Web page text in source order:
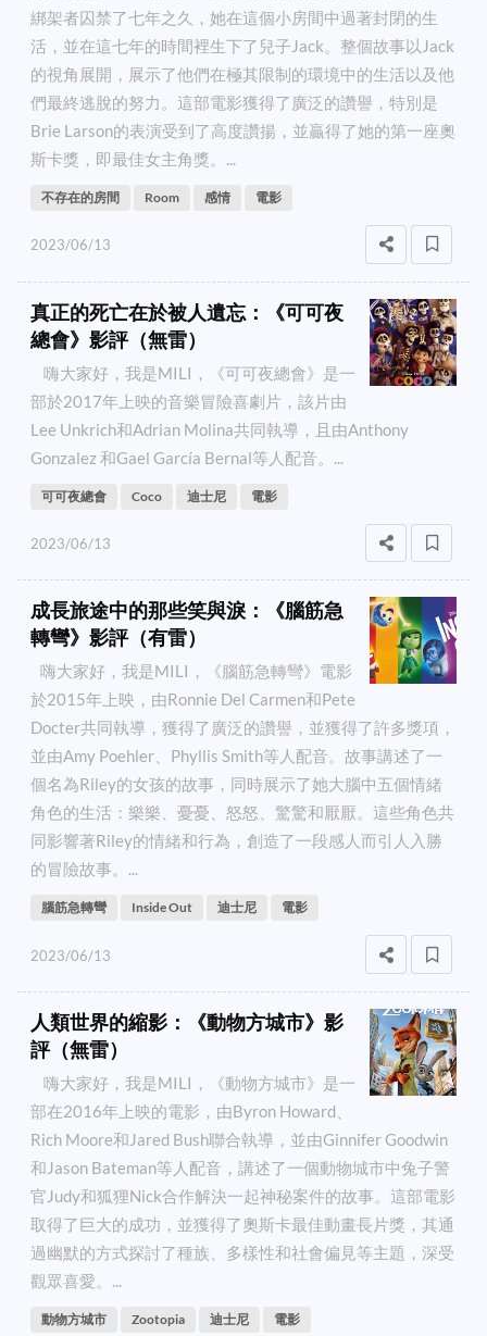
綁架者囚禁了七年之久，她在這個小房間中過著封閉的生
活，並在這七年的時間裡生下了兒子Jack。整個故事以Jack
的視角展開，展示了他們在極其限制的環境中的生活以及他
們最終逃脫的努力。這部電影獲得了廣泛的讚譽，特別是
Brie Larson的表演受到了高度讚揚，並贏得了她的第一座奧
斯卡獎，即最佳女主角獎。...
不存在的房間 Room 感情 電影
2023/06/13
真正的死亡在於被人遺忘：《可可夜
總會》影評（無雷）
嗨大家好，我是MILI，《可可夜總會》是一
部於2017年上映的音樂冒險喜劇片，該片由
Lee Unkrich和Adrian Molina共同執導，且由Anthony
Gonzalez 和Gael García Bernal等人配音。...
可可夜總會 Coco 迪士尼 電影
2023/06/13
成長旅途中的那些笑與淚：《腦筋急
轉彎》影評（有雷）
嗨大家好，我是MILI，《腦筋急轉彎》電影
於2015年上映，由Ronnie Del Carmen和Pete
Docter共同執導，獲得了廣泛的讚譽，並獲得了許多獎項，
並由Amy Poehler、Phyllis Smith等人配音。故事講述了一
個名為Riley的女孩的故事，同時展示了她大腦中五個情緒
角色的生活：樂樂、憂憂、怒怒、驚驚和厭厭。這些角色共
同影響著Riley的情緒和行為，創造了一段感人而引人入勝
的冒險故事。...
腦筋急轉彎 Inside Out 迪士尼 電影
2023/06/13
人類世界的縮影：《動物方城市》影
評（無雷）
嗨大家好，我是MILI，《動物方城市》是一
部在2016年上映的電影，由Byron Howard、
Rich Moore和Jared Bush聯合執導，並由Ginnifer Goodwin
和Jason Bateman等人配音，講述了一個動物城市中兔子警
官Judy和狐狸Nick合作解決一起神秘案件的故事。這部電影
取得了巨大的成功，並獲得了奧斯卡最佳動畫長片獎，其通
過幽默的方式探討了種族、多樣性和社會偏見等主題，深受
觀眾喜愛。...
動物方城市 Zootopia 迪士尼 電影